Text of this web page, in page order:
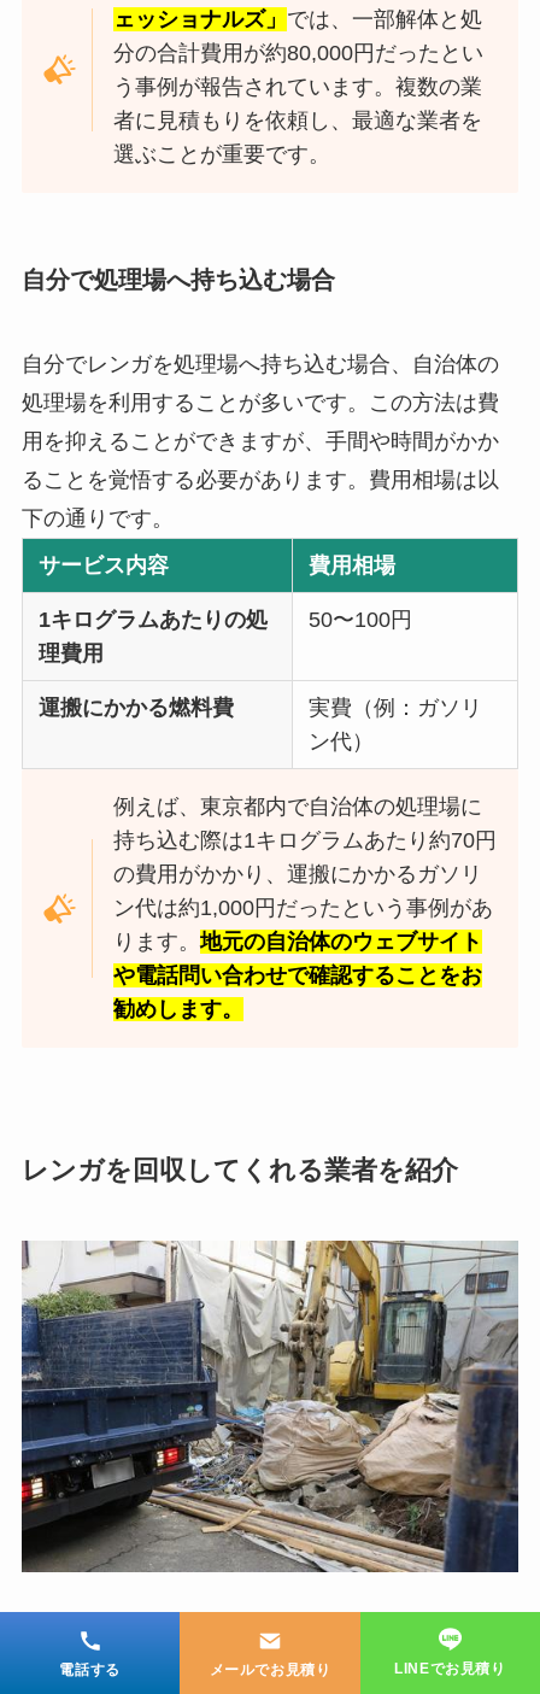
ェッショナルズ」 では、一部解体と処
分の合計費用が約80,000円だったとい
う事例が報告されています。複数の業
者に見積もりを依頼し、最適な業者を
選ぶことが重要です。
自分で処理場へ持ち込む場合
自分でレンガを処理場へ持ち込む場合、自治体の
処理場を利用することが多いです。この方法は費
用を抑えることができますが、手間や時間がかか
ることを覚悟する必要があります。費用相場は以
下の通りです。
サービス内容
費用相場
1キログラムあたりの処
理費用
50〜100円
運搬にかかる燃料費
実費（例：ガソリ
ン代）
例えば、東京都内で自治体の処理場に
持ち込む際は1キログラムあたり約70円
の費用がかかり、運搬にかかるガソリ
ン代は約1,000円だったという事例があ
ります。地元の自治体のウェブサイト
や電話問い合わせで確認することをお
勧めします。
レンガを回収してくれる業者を紹介
不用品回収業者
電話する メールでお見積り LINEでお見積り